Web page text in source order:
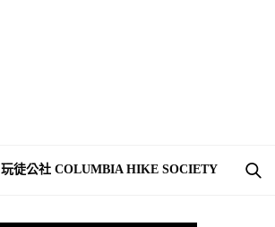
玩徒公社 COLUMBIA HIKE SOCIETY